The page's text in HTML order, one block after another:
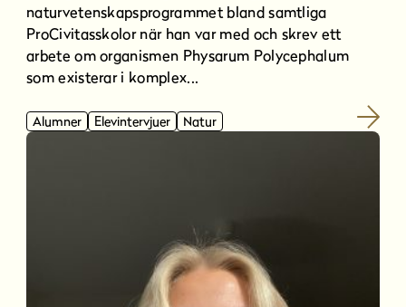
naturvetenskapsprogrammet bland samtliga
ProCivitasskolor när han var med och skrev ett
arbete om organismen Physarum Polycephalum
som existerar i komplex...
Alumner Elevintervjuer Natur